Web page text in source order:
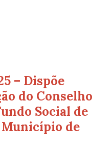
– Dispõe
do Conselho
Social de
de